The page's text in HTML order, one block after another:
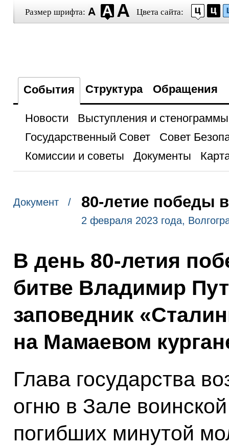
Размер шрифта: Цвета сайта:
События Структура Обращения
Новости
Выступления и стенограммы
Государственный Совет
Совет
Комиссии и советы
Документы
Документ / 80-летие победы
2 февраля 2023 года,
В день 80-летия
битве Владимир
заповедник
на Мамаевом
Глава государства
огню в Зале
погибших минутой